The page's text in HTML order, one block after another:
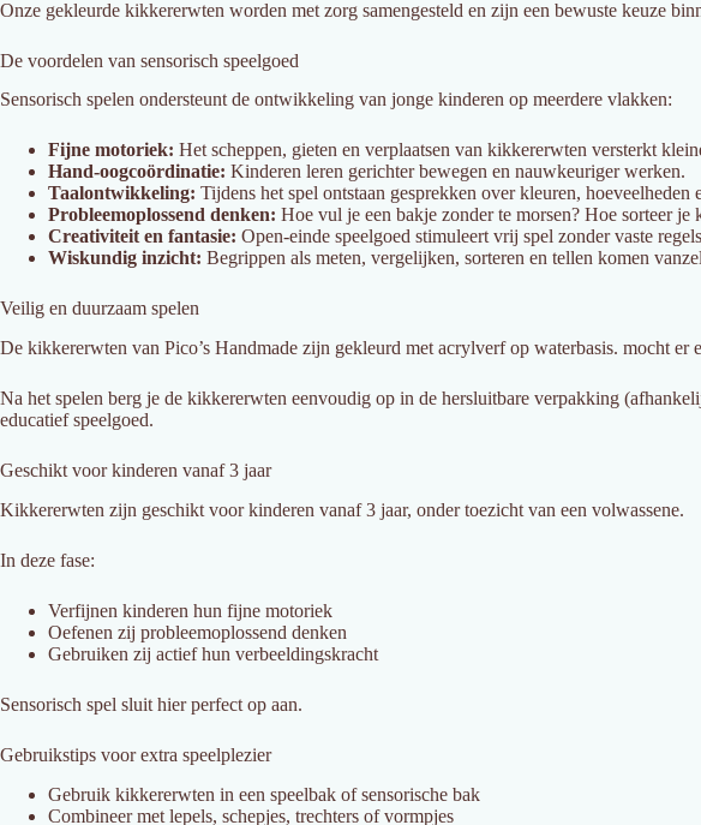
Onze gekleurde kikkererwten worden met zorg samengesteld en zijn een bewuste keuze
De voordelen van sensorisch speelgoed
Sensorisch spelen ondersteunt de ontwikkeling van jonge kinderen op meerdere vlakken:
Fijne motoriek: Het scheppen, gieten en verplaatsen van kikkererwten versterkt
Hand-oogcoördinatie: Kinderen leren gerichter bewegen en nauwkeuriger werken.
Taalontwikkeling: Tijdens het spel ontstaan gesprekken over kleuren, hoeveelheden
Probleemoplossend denken: Hoe vul je een bakje zonder te morsen? Hoe sorteer je
Creativiteit en fantasie: Open-einde speelgoed stimuleert vrij spel zonder vaste
Wiskundig inzicht: Begrippen als meten, vergelijken, sorteren en tellen komen
Veilig en duurzaam spelen
De kikkererwten van Pico’s Handmade zijn gekleurd met acrylverf op waterbasis. mocht
Na het spelen berg je de kikkererwten eenvoudig op in de hersluitbare verpakking
educatief speelgoed.
Geschikt voor kinderen vanaf 3 jaar
Kikkererwten zijn geschikt voor kinderen vanaf 3 jaar, onder toezicht van een volwassene.
In deze fase:
Verfijnen kinderen hun fijne motoriek
Oefenen zij probleemoplossend denken
Gebruiken zij actief hun verbeeldingskracht
Sensorisch spel sluit hier perfect op aan.
Gebruikstips voor extra speelplezier
Gebruik kikkererwten in een speelbak of sensorische bak
Combineer met lepels, schepjes, trechters of vormpjes